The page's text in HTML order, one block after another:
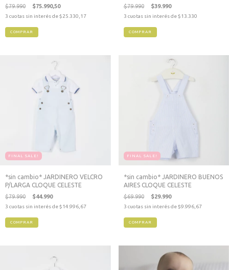
$79.990 $75.990,50
3 cuotas sin interés de$25.330,17
COMPRAR
MARTIN
$79.990 $39.990
3 cuotas sin interés de$13.330
COMPRAR
FINAL SALE!
*sin cambio* JARDINERO VELCRO
P/LARGA CLOQUE CELESTE
$79.990 $44.990
3 cuotas sin interés de$14.996,67
COMPRAR
FINAL SALE!
*sin cambio* JARDINERO BUENOS
AIRES CLOQUE CELESTE
$69.990 $29.990
3 cuotas sin interés de$9.996,67
COMPRAR